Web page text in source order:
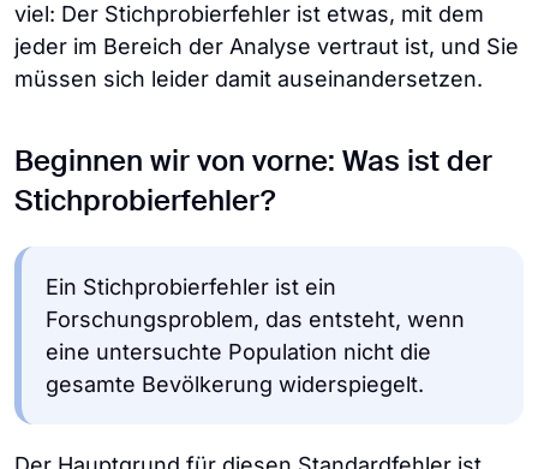
viel: Der Stichprobierfehler ist etwas, mit dem
jeder im Bereich der Analyse vertraut ist, und Sie
müssen sich leider damit auseinandersetzen.
Beginnen wir von vorne: Was ist der
Stichprobierfehler?
Ein Stichprobierfehler ist ein
Forschungsproblem, das entsteht, wenn
eine untersuchte Population nicht die
gesamte Bevölkerung widerspiegelt.